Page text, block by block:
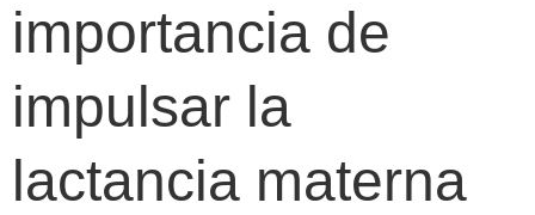
importancia de
impulsar la
lactancia materna